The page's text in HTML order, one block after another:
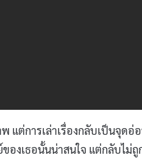
แต่การเล่าเรื่องกลับเป็นจุด
องเธอนั้นน่าสนใจ แต่กลับไม่